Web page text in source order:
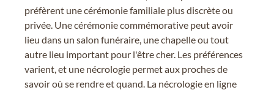
préfèrent une cérémonie familiale plus discrète ou
privée. Une cérémonie commémorative peut avoir
lieu dans un salon funéraire, une chapelle ou tout
autre lieu important pour l'être cher. Les préférences
varient, et une nécrologie permet aux proches de
savoir où se rendre et quand. La nécrologie en ligne